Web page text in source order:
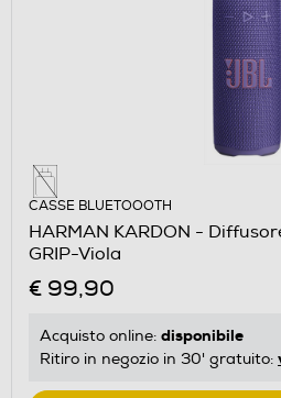
CASSE BLUETOOOTH
HARMAN KARDON -
GRIP-Viola
€ 99,90
Acquisto online: disponibile
Ritiro in negozio in 30' gratuito: